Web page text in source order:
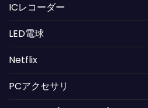
ICレコーダー
LED電球
Netflix
PCアクセサリ